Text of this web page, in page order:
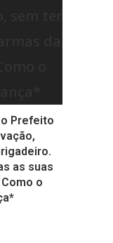
Prefeito
as suas
o